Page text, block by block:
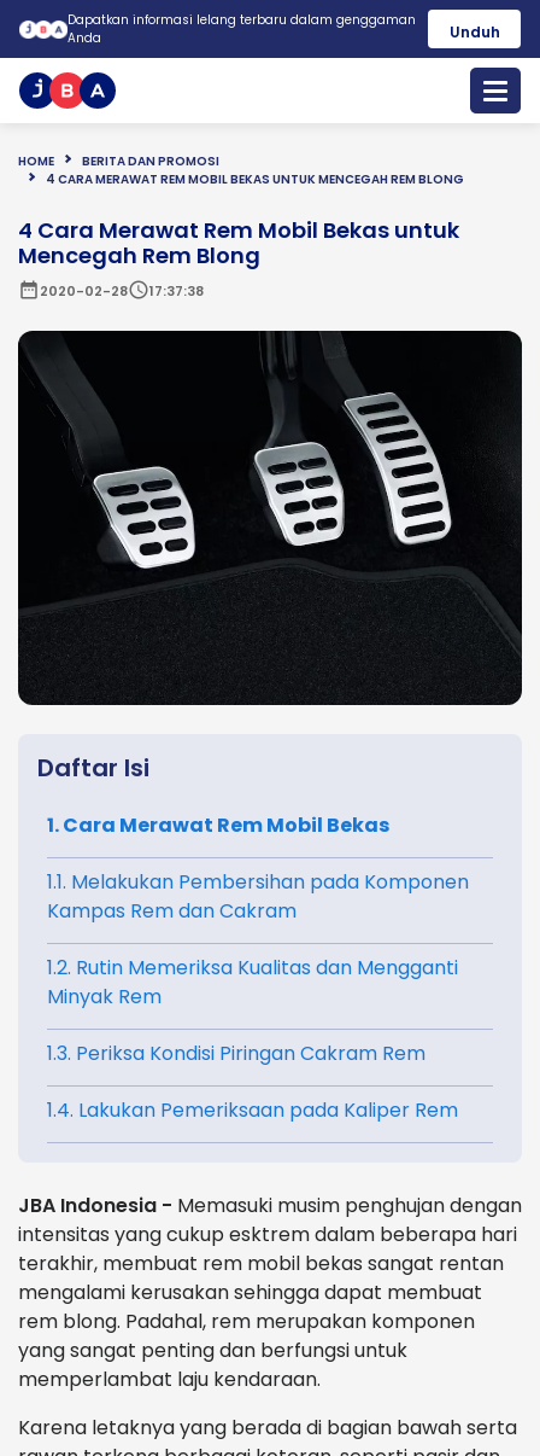
Dapatkan informasi lelang terbaru dalam genggaman
Anda
Unduh
HOME
BERITA DAN PROMOSI
4 CARA MERAWAT REM MOBIL BEKAS UNTUK MENCEGAH REM BLONG
4 Cara Merawat Rem Mobil Bekas untuk
Mencegah Rem Blong
date_range2020-02-28schedule17:37:38
Daftar Isi
1. Cara Merawat Rem Mobil Bekas
1.1. Melakukan Pembersihan pada Komponen
Kampas Rem dan Cakram
1.2. Rutin Memeriksa Kualitas dan Mengganti
Minyak Rem
1.3. Periksa Kondisi Piringan Cakram Rem
1.4. Lakukan Pemeriksaan pada Kaliper Rem
JBA Indonesia - Memasuki musim penghujan dengan
intensitas yang cukup esktrem dalam beberapa hari
terakhir, membuat rem mobil bekas sangat rentan
mengalami kerusakan sehingga dapat membuat
rem blong. Padahal, rem merupakan komponen
yang sangat penting dan berfungsi untuk
memperlambat laju kendaraan.
Karena letaknya yang berada di bagian bawah serta